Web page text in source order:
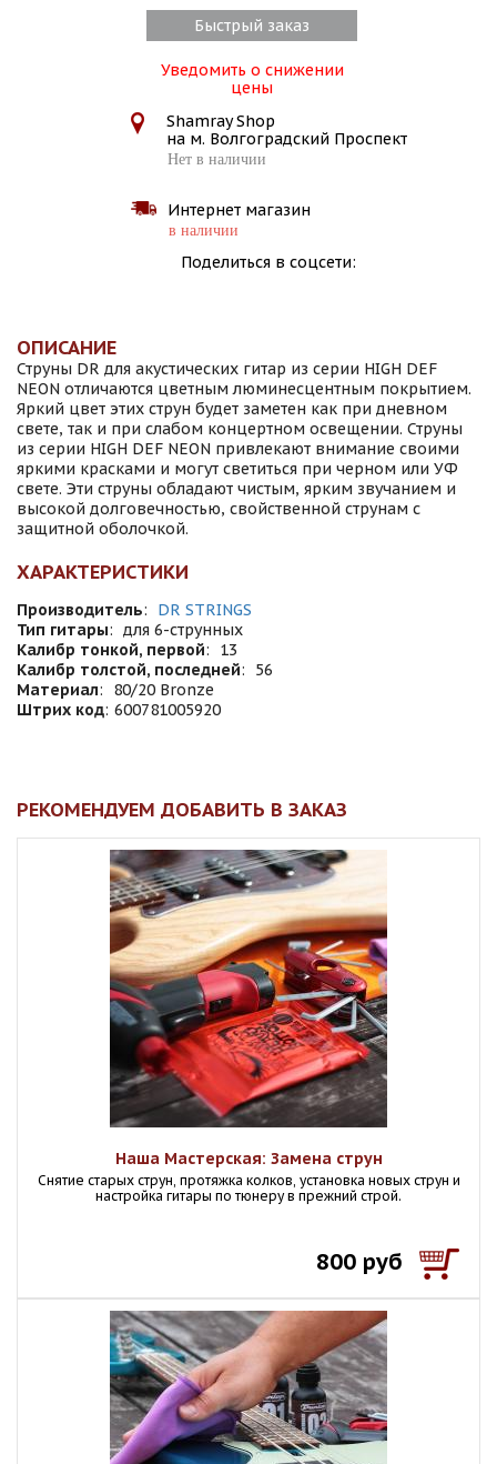
Быстрый заказ
Уведомить о снижении
цены
Shamray Shop
на м. Волгоградский Проспект
Нет в наличии
Интернет магазин
в наличии
Поделиться в соцсети:
ОПИСАНИЕ
Струны DR для акустических гитар из серии HIGH DEF
NEON отличаются цветным люминесцентным покрытием.
Яркий цвет этих струн будет заметен как при дневном
свете, так и при слабом концертном освещении. Струны
из серии HIGH DEF NEON привлекают внимание своими
яркими красками и могут светиться при черном или УФ
свете. Эти струны обладают чистым, ярким звучанием и
высокой долговечностью, свойственной струнам с
защитной оболочкой.
ХАРАКТЕРИСТИКИ
Производитель:
DR STRINGS
Тип гитары: для 6-струнных
Калибр тонкой, первой:
13
Калибр толстой, последней:
56
Материал:
80/20 Bronze
Штрих код: 600781005920
РЕКОМЕНДУЕМ ДОБАВИТЬ В ЗАКАЗ
Наша Мастерская: Замена струн
Снятие старых струн, протяжка колков, установка новых струн и
настройка гитары по тюнеру в прежний строй.
800 руб